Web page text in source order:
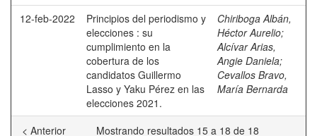
12-feb-2022
Principios del periodismo y
elecciones : su
cumplimiento en la
cobertura de los
candidatos Guillermo
Lasso y Yaku Pérez en las
elecciones 2021.
Chiriboga Albán,
Héctor Aurelio;
Alcívar Arias,
Angie Daniela;
Cevallos Bravo,
María Bernarda
Mostrando resultados 15 a 18 de 18
< Anterior